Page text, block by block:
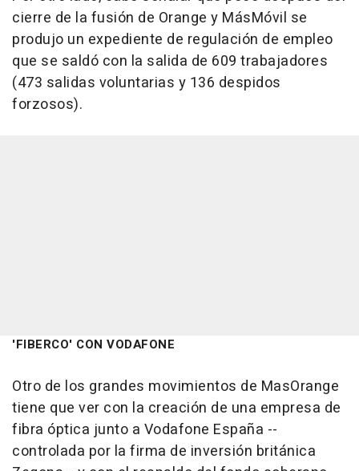
cierre de la fusión de Orange y MásMóvil se
produjo un expediente de regulación de empleo
que se saldó con la salida de 609 trabajadores
(473 salidas voluntarias y 136 despidos
forzosos).
'FIBERCO' CON VODAFONE
Otro de los grandes movimientos de MasOrange
tiene que ver con la creación de una empresa de
fibra óptica junto a Vodafone España --
controlada por la firma de inversión británica